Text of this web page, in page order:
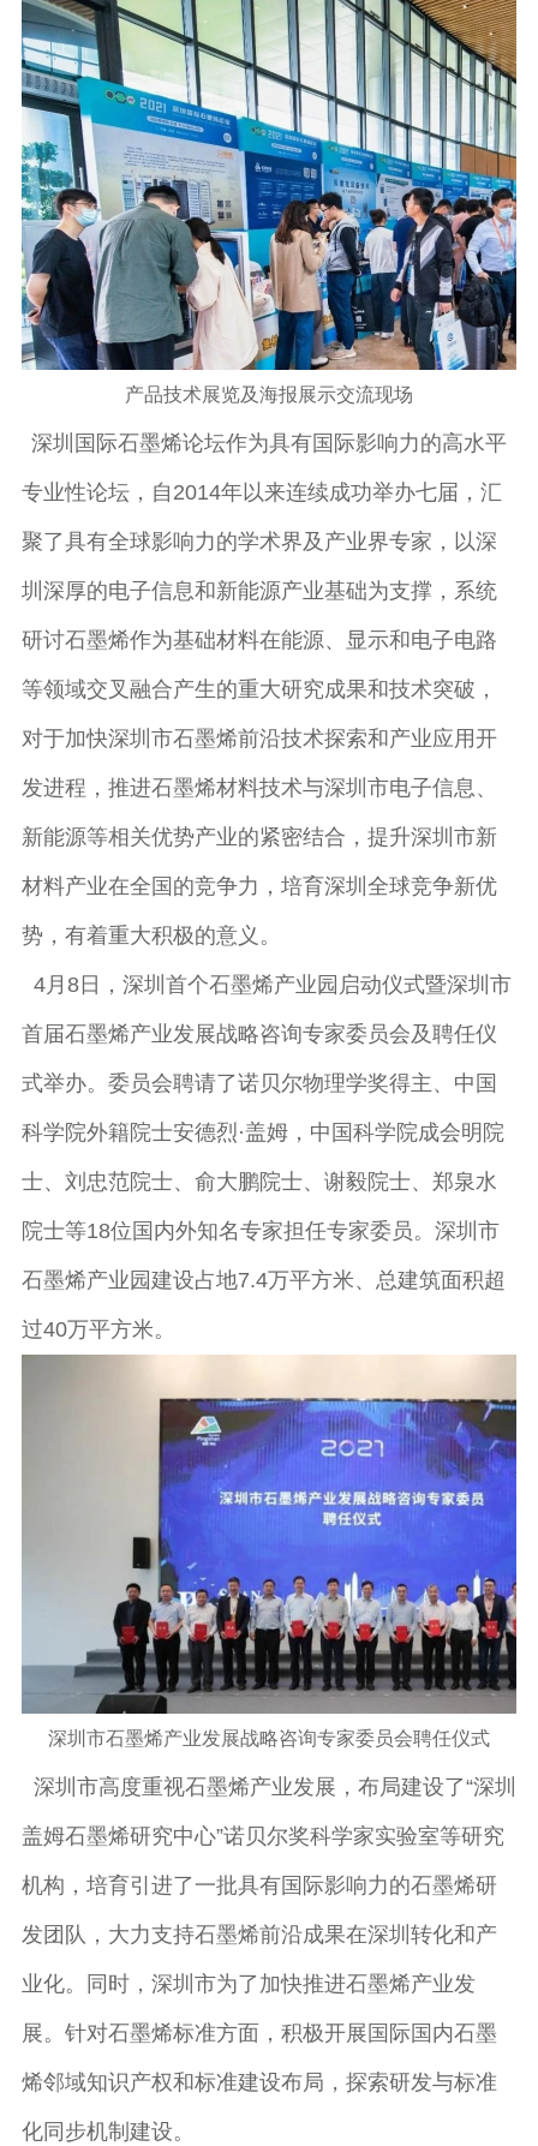
产品技术展览及海报展示交流现场
深圳国际石墨烯论坛作为具有国际影响力的高水平
专业性论坛，自2014年以来连续成功举办七届，汇
聚了具有全球影响力的学术界及产业界专家，以深
圳深厚的电子信息和新能源产业基础为支撑，系统
研讨石墨烯作为基础材料在能源、显示和电子电路
等领域交叉融合产生的重大研究成果和技术突破，
对于加快深圳市石墨烯前沿技术探索和产业应用开
发进程，推进石墨烯材料技术与深圳市电子信息、
新能源等相关优势产业的紧密结合，提升深圳市新
材料产业在全国的竞争力，培育深圳全球竞争新优
势，有着重大积极的意义。
4月8日，深圳首个石墨烯产业园启动仪式暨深圳市
首届石墨烯产业发展战略咨询专家委员会及聘任仪
式举办。委员会聘请了诺贝尔物理学奖得主、中国
科学院外籍院士安德烈·盖姆，中国科学院成会明院
士、刘忠范院士、俞大鹏院士、谢毅院士、郑泉水
院士等18位国内外知名专家担任专家委员。深圳市
石墨烯产业园建设占地7.4万平方米、总建筑面积超
过40万平方米。
深圳市石墨烯产业发展战略咨询专家委员会聘任仪式
深圳市高度重视石墨烯产业发展，布局建设了“深圳
盖姆石墨烯研究中心”诺贝尔奖科学家实验室等研究
机构，培育引进了一批具有国际影响力的石墨烯研
发团队，大力支持石墨烯前沿成果在深圳转化和产
业化。同时，深圳市为了加快推进石墨烯产业发
展。针对石墨烯标准方面，积极开展国际国内石墨
烯邻域知识产权和标准建设布局，探索研发与标准
化同步机制建设。